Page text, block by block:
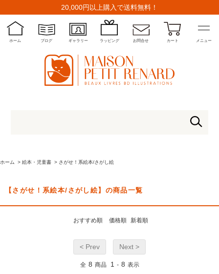
20,000円以上購入で送料無料！
ホーム ブログ ギャラリー ラッピング お問合せ カート メニュー
ホーム > 絵本・児童書 > さがせ！系絵本/さがし絵
【さがせ！系絵本/さがし絵】の商品一覧
おすすめ順 価格順 新着順
< Prev Next >
全 8 商品 1 - 8 表示